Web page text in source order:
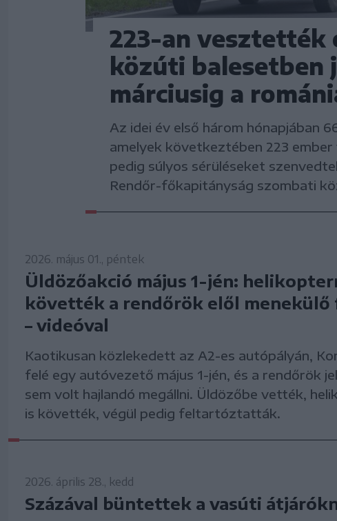
223-an vesztették
közúti balesetben
márciusig a
Az idei év első három hónapjában
amelyek következtében 223
pedig súlyos sérüléseket
Rendőr-főkapitányság szombati
2026. május 01., péntek
Üldözőakció május 1-jén:
követték a rendőrök elől
– videóval
Kaotikusan közlekedett az A2-es autópályán,
felé egy autóvezető május 1-jén, és a rendőrök
sem volt hajlandó megállni. Üldözőbe vették,
is követték, végül pedig feltartóztatták.
2026. április 28., kedd
Százával büntettek a vasúti